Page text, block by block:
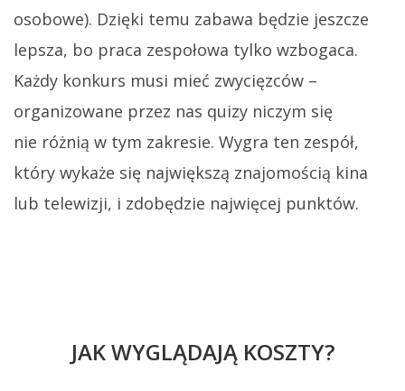
osobowe). Dzięki temu zabawa będzie jeszcze
lepsza, bo praca zespołowa tylko wzbogaca.
Każdy konkurs musi mieć zwycięzców –
organizowane przez nas quizy niczym się
nie różnią w tym zakresie. Wygra ten zespół,
który wykaże się największą znajomością kina
lub telewizji, i zdobędzie najwięcej punktów.
JAK WYGLĄDAJĄ KOSZTY?